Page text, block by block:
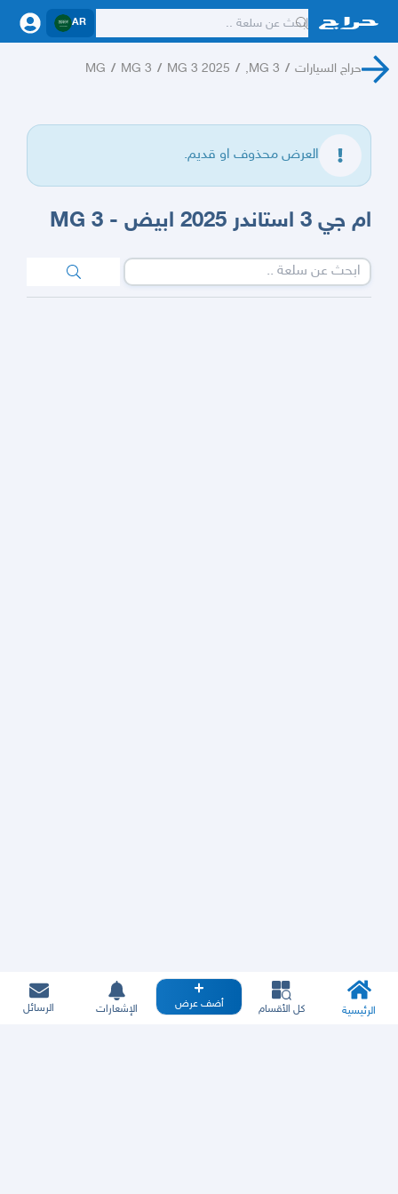
AR
حراج السيارات /
MG 3,
/
MG 3 2025
/
MG 3
/
MG
العرض محذوف او قديم.
ام جي 3 استاندر 2025 ابيض - MG 3
الرئيسية كل الأقسام أضف عرض الإشعارات الرسائل